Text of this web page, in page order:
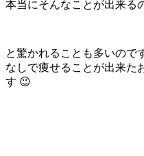
本当にそんなことが出来る
と驚かれることも多いので
なしで痩せることが出来た
す 😉